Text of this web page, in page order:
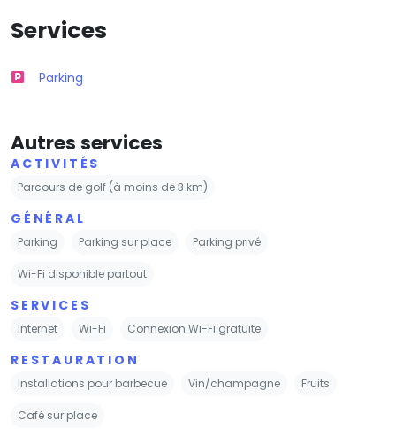
Services
Parking
Autres services
ACTIVITÉS
Parcours de golf (à moins de 3 km)
GÉNÉRAL
Parking Parking sur place Parking privé
Wi-Fi disponible partout
SERVICES
Internet Wi-Fi Connexion Wi-Fi gratuite
RESTAURATION
Installations pour barbecue Vin/champagne Fruits
Café sur place